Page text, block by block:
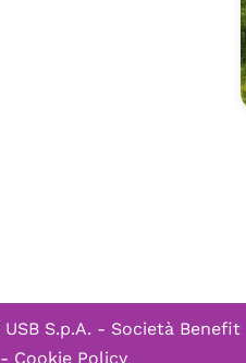
USB S.p.A. - Società Benefit
- Cookie Policy